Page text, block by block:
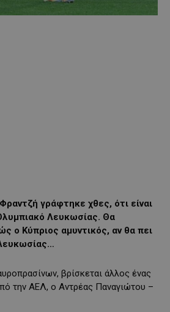
γράφτηκε χθες, ότι είναι
Λευκωσίας. Θα
ο Κύπριος αμυντικός, αν θα πει
βρίσκεται άλλος ένας
την ΑΕΛ, ο Αντρέας Παναγιώτου –